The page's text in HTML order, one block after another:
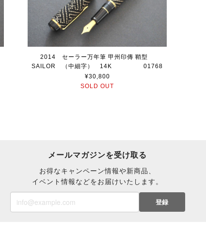
2014 セーラー万年筆 甲州印傳 鞘型
SAILOR （中細字） 14K 01768
¥30,800
SOLD OUT
メールマガジンを受け取る
お得なキャンペーン情報や新商品、
イベント情報などをお届けいたします。
登録